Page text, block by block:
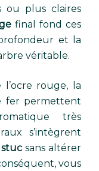
ou plus claires
final fond ces
et la
véritable.
rouge, la
fer permettent
très
s’intègrent
stuc sans altérer
vous